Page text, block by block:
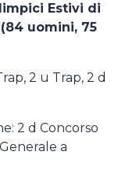
Estivi di
(84 uomini, 75
2 u Trap, 2 d
2 d Concorso
a